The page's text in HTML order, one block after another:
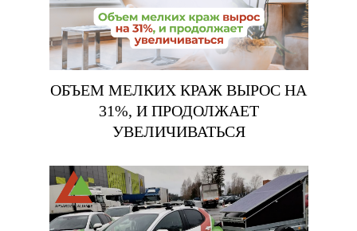
ОБЪЕМ МЕЛКИХ КРАЖ ВЫРОС НА
31%, И ПРОДОЛЖАЕТ
УВЕЛИЧИВАТЬСЯ